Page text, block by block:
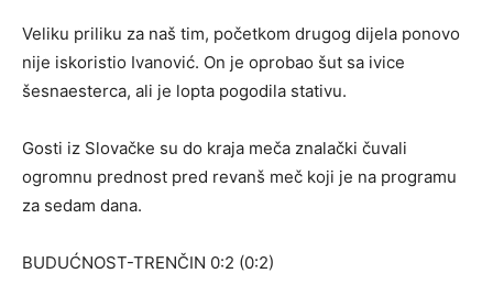
Veliku priliku za naš tim, početkom drugog dijela ponovo
nije iskoristio Ivanović. On je oprobao šut sa ivice
šesnaesterca, ali je lopta pogodila stativu.
Gosti iz Slovačke su do kraja meča znalački čuvali
ogromnu prednost pred revanš meč koji je na programu
za sedam dana.
BUDUĆNOST-TRENČIN 0:2 (0:2)